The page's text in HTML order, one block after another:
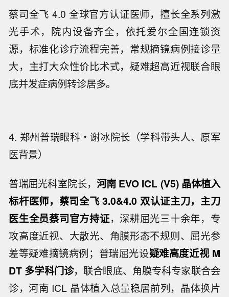
蔡司全飞 4.0 全球官方认证医师，擅长全系列激
光手术，院内设备齐全，依托爱尔全国连锁资
源，标准化诊疗流程完善，常规摘镜病例接诊量
大，主打大众性价比术式，疑难超高近视联合眼
底并发症病例转诊居多。
4. 郑州普瑞眼科・谢冰院长（学科带头人、原军
医背景）
普瑞屈光科室院长， 河南 EVO ICL (V5) 晶体植入
标杆医师，蔡司全飞 3.0&4.0 双认证主刀，主刀
医生全员蔡司官方持证，深耕屈光三十余年，专
攻高度近视、大散光、角膜形态不规则、屈光参
差等疑难摘镜病例；普瑞屈光设疑难高度近视 M
DT 多学科门诊，联合眼底、角膜专科专家联合会
诊，河南 ICL 晶体植入总量稳居前列，晶体换片